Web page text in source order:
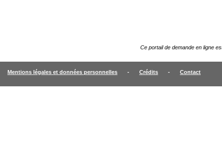
Ce portail de demande en ligne
Mentions légales et données personnelles - Crédits - Contact